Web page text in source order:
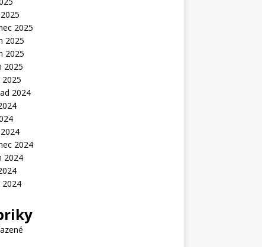
2025
2025
2025
2025
2025
2024
2024
2024
2024